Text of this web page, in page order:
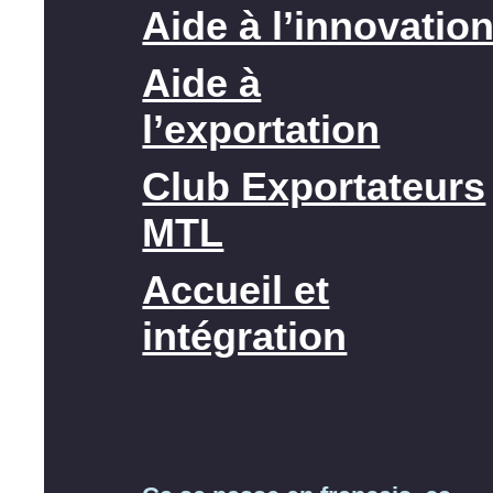
Aide à
Aide à
l’exportation
Club Exportateurs
MTL
Accueil et
intégration